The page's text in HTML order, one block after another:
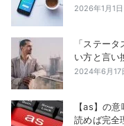
2026年1月1日
「ステー
い方と言い
2024年6月17
【as】の
読めば完全